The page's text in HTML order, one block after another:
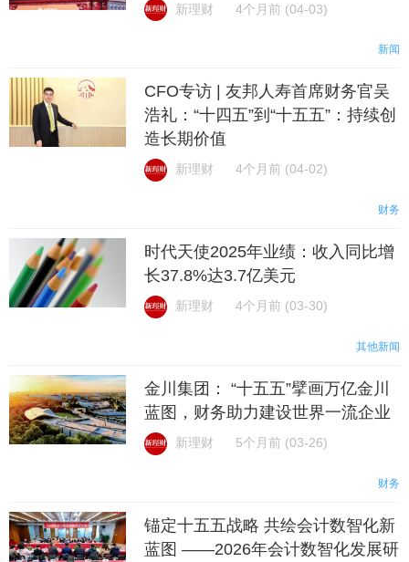
新理财 4个月前 (04-03)
新闻
CFO专访 | 友邦人寿首席财务官吴
浩礼：“十四五”到“十五五”：持续创
造长期价值
新理财 4个月前 (04-02)
财务
时代天使2025年业绩：收入同比增
长37.8%达3.7亿美元
新理财 4个月前 (03-30)
其他新闻
金川集团： “十五五”擘画万亿金川
蓝图，财务助力建设世界一流企业
新理财 5个月前 (03-26)
财务
锚定十五五战略 共绘会计数智化新
蓝图 ——2026年会计数智化发展研